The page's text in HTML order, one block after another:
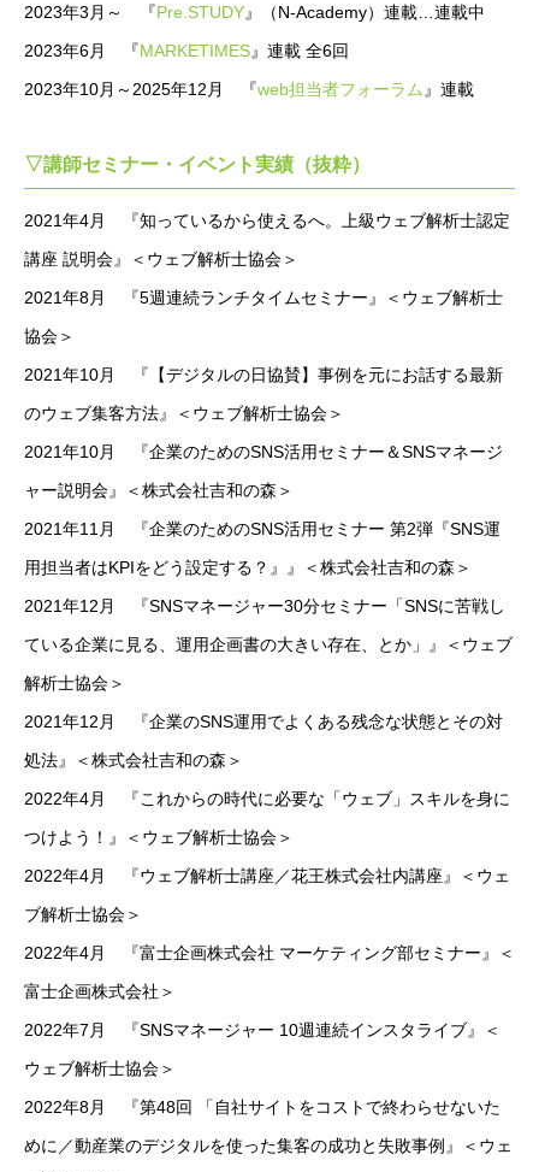
2023年3月～ 『Pre.STUDY』（N-Academy）連載…連載中
2023年6月 『MARKETIMES』連載 全6回
2023年10月～2025年12月 『web担当者フォーラム 』連載
▽講師セミナー・イベント実績（抜粋）
2021年4月 『知っているから使えるへ。上級ウェブ解析士認定
講座 説明会』＜ウェブ解析士協会＞
2021年8月 『5週連続ランチタイムセミナー』＜ウェブ解析士
協会＞
2021年10月 『【デジタルの日協賛】事例を元にお話する最新
のウェブ集客方法』＜ウェブ解析士協会＞
2021年10月 『企業のためのSNS活用セミナー＆SNSマネージ
ャー説明会』＜株式会社吉和の森＞
2021年11月 『企業のためのSNS活用セミナー 第2弾『SNS運
用担当者はKPIをどう設定する？』』＜株式会社吉和の森＞
2021年12月 『SNSマネージャー30分セミナー「SNSに苦戦し
ている企業に見る、運用企画書の大きい存在、とか」』＜ウェブ
解析士協会＞
2021年12月 『企業のSNS運用でよくある残念な状態とその対
処法』＜株式会社吉和の森＞
2022年4月 『これからの時代に必要な「ウェブ」スキルを身に
つけよう！』＜ウェブ解析士協会＞
2022年4月 『ウェブ解析士講座／花王株式会社内講座』＜ウェ
ブ解析士協会＞
2022年4月 『富士企画株式会社 マーケティング部セミナー』＜
富士企画株式会社＞
2022年7月 『SNSマネージャー 10週連続インスタライブ』＜
ウェブ解析士協会＞
2022年8月 『第48回 「自社サイトをコストで終わらせないた
めに／動産業のデジタルを使った集客の成功と失敗事例』＜ウェ